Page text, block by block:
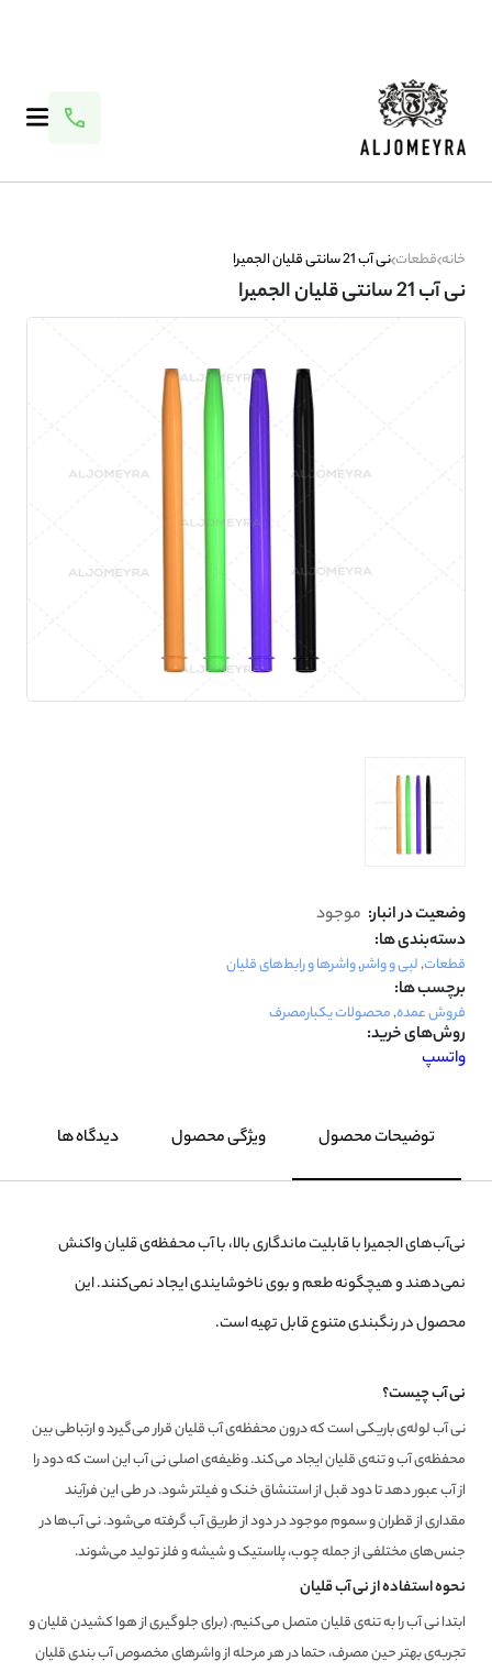
خانه قطعاتنی آب 21 سانتی قلیان الجمیرا
نی آب 21 سانتی قلیان الجمیرا
وضعیت در انبار: موجود
دسته‌بندی ها:
قطعات,لبی و واشر,واشرها و رابط‌های قلیان
برچسب ها:
فروش عمده,محصولات یکبارمصرف
روش‌های خرید:
واتسپ
توضیحات محصول ویژگی محصول دیدگاه ها
نی‌آب‌های الجمیرا با قابلیت ماندگاری بالا، با آب محفظه‌ی قلیان واکنش
نمی‌دهند و هیچگونه طعم و بوی ناخوشایندی ایجاد نمی‌کنند. این
محصول در رنگبندی متنوع قابل تهیه است.
نی آب چیست؟
نی آب لوله‌ی باریکی است که درون محفظه‌ی آب قلیان قرار می‌گیرد و ارتباطی بین
محفظه‌ی آب و تنه‌ی قلیان ایجاد می‌کند. وظیفه‌ی اصلی نی آب این است که دود را
از آب عبور دهد تا دود قبل از استنشاق خنک و فیلتر شود. در طی این فرآیند
مقداری از قطران و سموم موجود در دود از طریق آب گرفته می‌شود. نی آب‌‌ها در
جنس‌های مختلفی از جمله چوب، پلاستیک و شیشه‌ و فلز تولید می‌شوند.
نحوه استفاده از نی آب قلیان
ابتدا نی آب را به تنه‌ی قلیان متصل می‌کنیم. (برای جلوگیری از هوا کشیدن قلیان و
تجربه‌ی بهتر حین مصرف، حتما در هر مرحله از واشرهای مخصوص آب بندی قلیان